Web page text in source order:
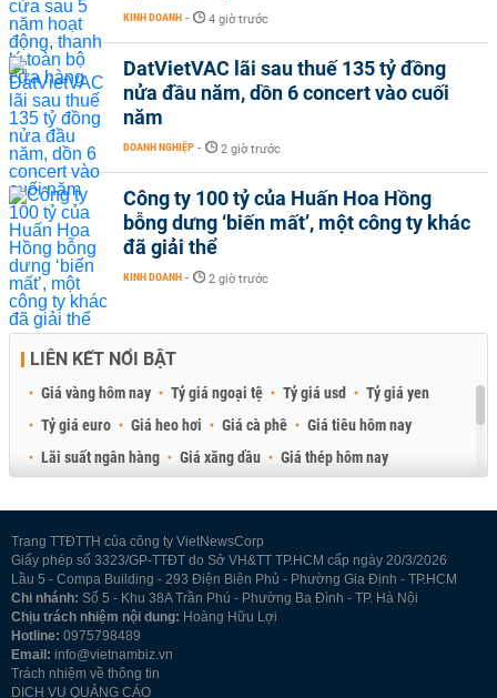
KINH DOANH - 4 giờ trước
DatVietVAC lãi sau thuế 135 tỷ đồng
nửa đầu năm, dồn 6 concert vào cuối
năm
DOANH NGHIỆP - 2 giờ trước
Công ty 100 tỷ của Huấn Hoa Hồng
bỗng dưng ‘biến mất’, một công ty khác
đã giải thể
KINH DOANH - 2 giờ trước
LIÊN KẾT NỔI BẬT
Giá vàng hôm nay Tỷ giá ngoại tệ Tỷ giá usd
Tỷ giá yen
Tỷ giá euro
Giá heo hơi Giá cà phê
Giá tiêu hôm nay
Lãi suất ngân hàng
Giá xăng dầu
Giá thép hôm nay
Trang TTĐTTH của công ty VietNewsCorp
Giấy phép số 3323/GP-TTĐT do Sở VH&TT TP.HCM cấp ngày 20/3/2026
Lầu 5 - Compa Building - 293 Điện Biên Phủ - Phường Gia Định - TP.HCM
Chi nhánh: Số 5 - Khu 38A Trần Phú - Phường Ba Đình - TP. Hà Nội
Chịu trách nhiệm nội dung: Hoàng Hữu Lợi
Hotline: 0975798489
Email: info@vietnambiz.vn
Trách nhiệm về thông tin
DỊCH VỤ QUẢNG CÁO